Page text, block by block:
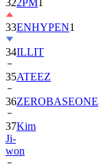
322PM
33ENHYPEN1
34ILLIT
35ATEEZ
36ZEROBASEONE
37Kim
Ji-
won